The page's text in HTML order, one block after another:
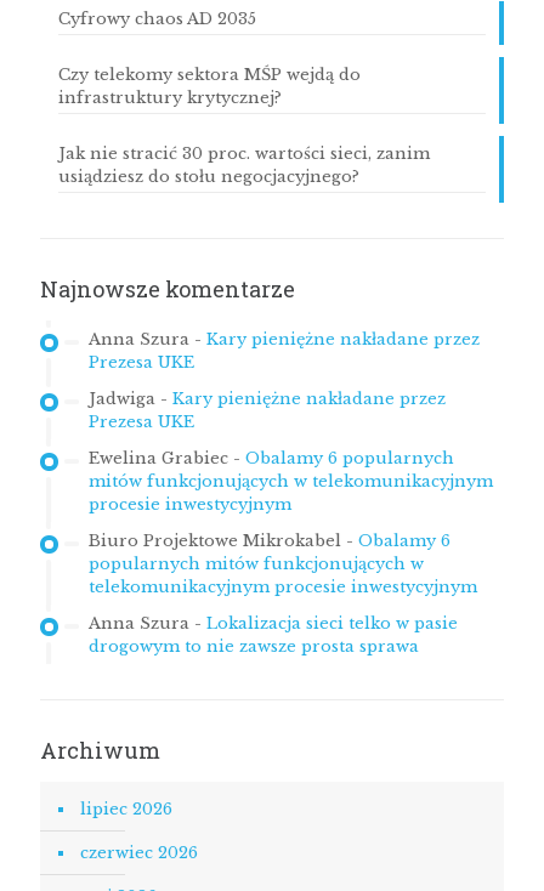
Cyfrowy chaos AD 2035
Czy telekomy sektora MŚP wejdą do
infrastruktury krytycznej?
Jak nie stracić 30 proc. wartości sieci, zanim
usiądziesz do stołu negocjacyjnego?
Najnowsze komentarze
Anna Szura - Kary pieniężne nakładane przez
Prezesa UKE
Jadwiga - Kary pieniężne nakładane przez
Prezesa UKE
Ewelina Grabiec - Obalamy 6 popularnych
mitów funkcjonujących w telekomunikacyjnym
procesie inwestycyjnym
Biuro Projektowe Mikrokabel - Obalamy 6
popularnych mitów funkcjonujących w
telekomunikacyjnym procesie inwestycyjnym
Anna Szura - Lokalizacja sieci telko w pasie
drogowym to nie zawsze prosta sprawa
Archiwum
lipiec 2026
czerwiec 2026